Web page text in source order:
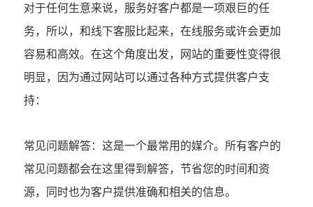
对于任何生意来说，服务好客户都是一项艰巨的任
务，所以，和线下客服比起来，在线服务或许会更加
容易和高效。在这个角度出发，网站的重要性变得很
明显，因为通过网站可以通过各种方式提供客户支
持：
常见问题解答：这是一个最常用的媒介。所有客户的
常见问题都会在这里得到解答，节省您的时间和资
源，同时也为客户提供准确和相关的信息。